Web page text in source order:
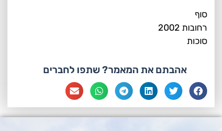
סוף
רחובות 2002
סוכות
אהבתם את המאמר? שתפו לחברים